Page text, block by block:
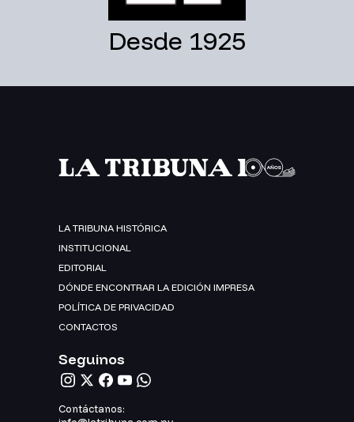
Desde 1925
LA TRIBUNA HISTÓRICA
INSTITUCIONAL
EDITORIAL
DÓNDE ENCONTRAR LA EDICIÓN IMPRESA
POLÍTICA DE PRIVACIDAD
CONTACTOS
Seguinos
Contáctanos: